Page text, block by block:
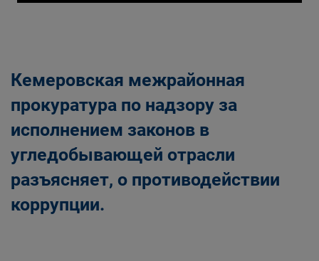
Кемеровская межрайонная
прокуратура по надзору за
исполнением законов в
угледобывающей отрасли
разъясняет, о противодействии
коррупции.